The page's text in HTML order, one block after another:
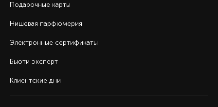
Подарочные карты
Нишевая парфюмерия
Электронные сертификаты
Бьюти эксперт
Клиентские дни